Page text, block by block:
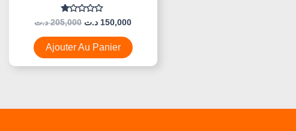
Note
0
Sur
5
205,000 د.ت 150,000 د.ت
Ajouter Au Panier